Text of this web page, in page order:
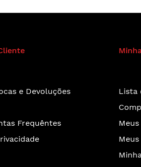
e Devoluções
Frequêntes
Lista